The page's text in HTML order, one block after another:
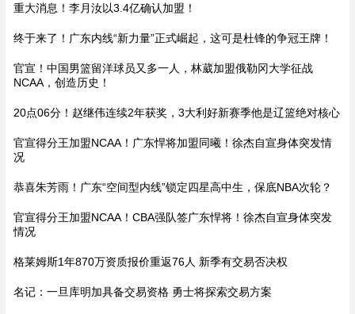
重大消息！李月汝以3.4亿确认加盟！
终于来了！广东内线“新力量”正式崛起，这可是杜锋的争冠王牌！
官宣！中国男篮留洋球员又多一人，林葳加盟俄勒冈大学征战
NCAA，创造历史！
20点06分！赵继伟连续2年获奖，3大利好新赛季他是辽篮绝对核心
官宣得分王加盟NCAA！广东悍将加盟同曦！徐杰自宣身体突发情
况
恭喜朱芳雨！广东“空间型内线”锁定四星高中生，保底NBA次轮？
官宣得分王加盟NCAA！CBA强队签广东悍将！徐杰自宣身体突发
情况
格莱姆斯1年870万资质报价重返76人 新季有交易否决权
名记：一旦库明加具备交易资格 勇士将探索交易方案